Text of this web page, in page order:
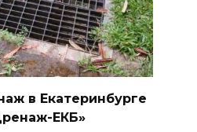
в Екатеринбурге
ЕКБ»